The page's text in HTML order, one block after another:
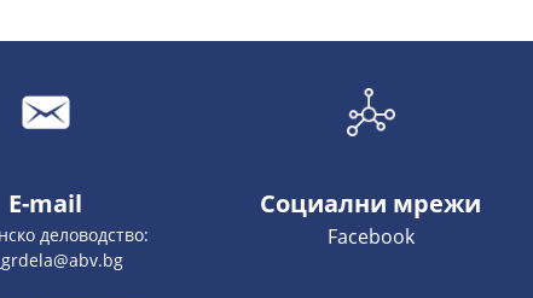
E-mail
деловодство:
Социални мрежи
Facebook